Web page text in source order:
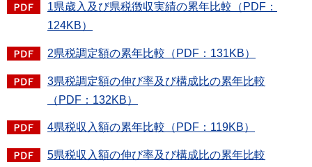
1県歳入及び県税徴収実績の累年比較（PDF：
124KB）
2県税調定額の累年比較（PDF：131KB）
3県税調定額の伸び率及び構成比の累年比較
（PDF：132KB）
4県税収入額の累年比較（PDF：119KB）
5県税収入額の伸び率及び構成比の累年比較